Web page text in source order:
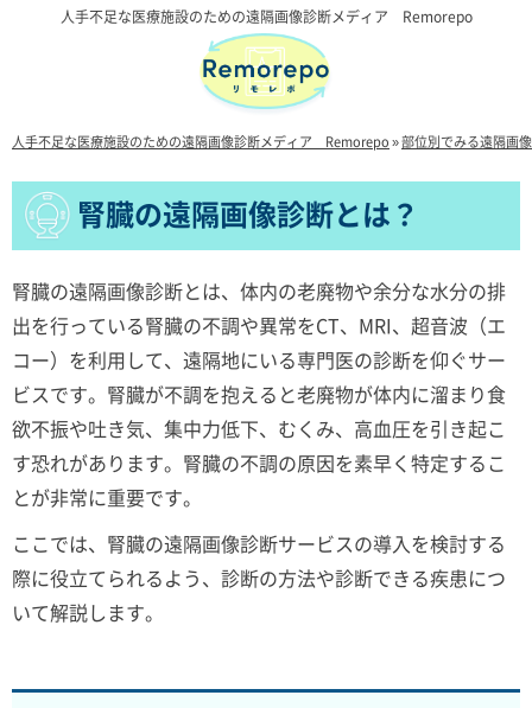
人手不足な医療施設のための遠隔画像診断メディア Remorepo
人手不足な医療施設のための遠隔画像診断メディア Remorepo»部位別でみる遠隔画
腎臓の遠隔画像診断とは？
腎臓の遠隔画像診断とは、体内の老廃物や余分な水分の排
出を行っている腎臓の不調や異常をCT、MRI、超音波（エ
コー）を利用して、遠隔地にいる専門医の診断を仰ぐサー
ビスです。腎臓が不調を抱えると老廃物が体内に溜まり食
欲不振や吐き気、集中力低下、むくみ、高血圧を引き起こ
す恐れがあります。腎臓の不調の原因を素早く特定するこ
とが非常に重要です。
ここでは、腎臓の遠隔画像診断サービスの導入を検討する
際に役立てられるよう、診断の方法や診断できる疾患につ
いて解説します。